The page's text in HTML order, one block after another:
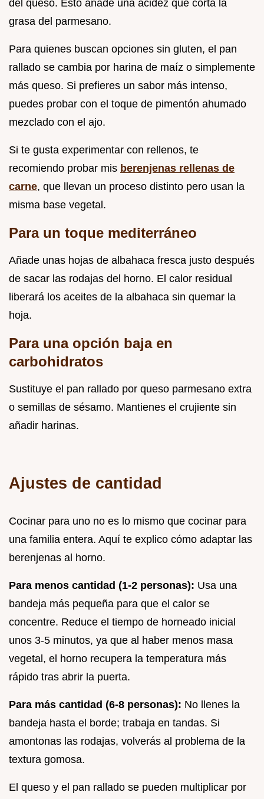
del queso. Esto añade una acidez que corta la
grasa del parmesano.
Para quienes buscan opciones sin gluten, el pan
rallado se cambia por harina de maíz o simplemente
más queso. Si prefieres un sabor más intenso,
puedes probar con el toque de pimentón ahumado
mezclado con el ajo.
Si te gusta experimentar con rellenos, te
recomiendo probar mis berenjenas rellenas de
carne, que llevan un proceso distinto pero usan la
misma base vegetal.
Para un toque mediterráneo
Añade unas hojas de albahaca fresca justo después
de sacar las rodajas del horno. El calor residual
liberará los aceites de la albahaca sin quemar la
hoja.
Para una opción baja en
carbohidratos
Sustituye el pan rallado por queso parmesano extra
o semillas de sésamo. Mantienes el crujiente sin
añadir harinas.
Ajustes de cantidad
Cocinar para uno no es lo mismo que cocinar para
una familia entera. Aquí te explico cómo adaptar las
berenjenas al horno.
Para menos cantidad (1-2 personas): Usa una
bandeja más pequeña para que el calor se
concentre. Reduce el tiempo de horneado inicial
unos 3-5 minutos, ya que al haber menos masa
vegetal, el horno recupera la temperatura más
rápido tras abrir la puerta.
Para más cantidad (6-8 personas): No llenes la
bandeja hasta el borde; trabaja en tandas. Si
amontonas las rodajas, volverás al problema de la
textura gomosa.
El queso y el pan rallado se pueden multiplicar por